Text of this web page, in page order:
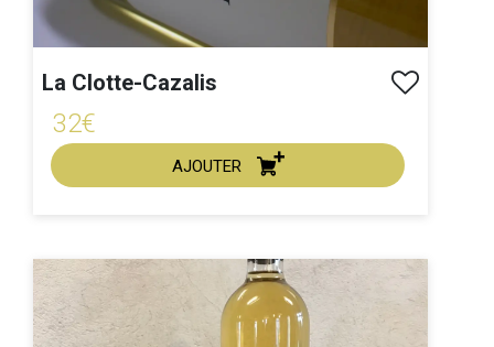
La Clotte-Cazalis
32€
AJOUTER
ACHAT EXPRESS
Millésime :